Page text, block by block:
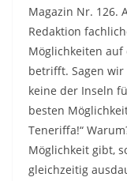
Magazin Nr. 126.
Redaktion
Möglichkeiten
betrifft. Sagen wir
keine der Inseln
besten
Teneriffa!“
Möglichkeit gibt,
gleichzeitig